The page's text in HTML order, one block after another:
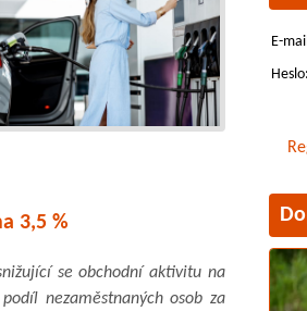
3,5 %
se obchodní aktivitu na
nezaměstnaných osob za
E-
Heslo: